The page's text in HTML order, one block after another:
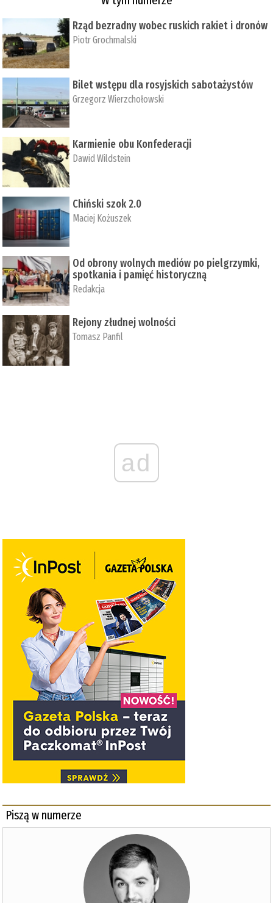
Rząd bezradny wobec ruskich rakiet i dronów
Piotr Grochmalski
Bilet wstępu dla rosyjskich sabotażystów
Grzegorz Wierzchołowski
Karmienie obu Konfederacji
Dawid Wildstein
Chiński szok 2.0
Maciej Kożuszek
Od obrony wolnych mediów po pielgrzymki,
spotkania i pamięć historyczną
Redakcja
Rejony złudnej wolności
Tomasz Panfil
ad
Piszą w numerze